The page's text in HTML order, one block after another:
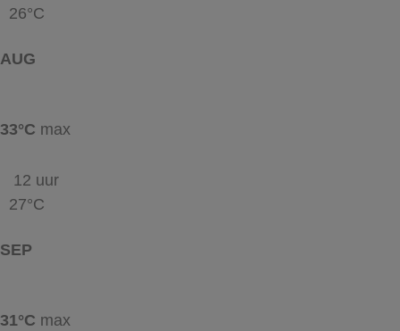
26°C
AUG
33°C max
12 uur
27°C
SEP
31°C max